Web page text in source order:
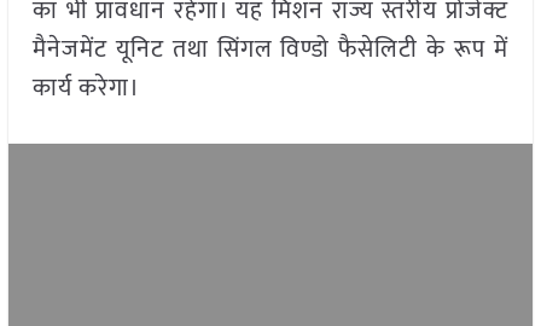
का भी प्रावधान रहेगा। यह मिशन राज्य स्तरीय प्रोजेक्ट
मैनेजमेंट यूनिट तथा सिंगल विण्डो फैसेलिटी के रूप में
कार्य करेगा।